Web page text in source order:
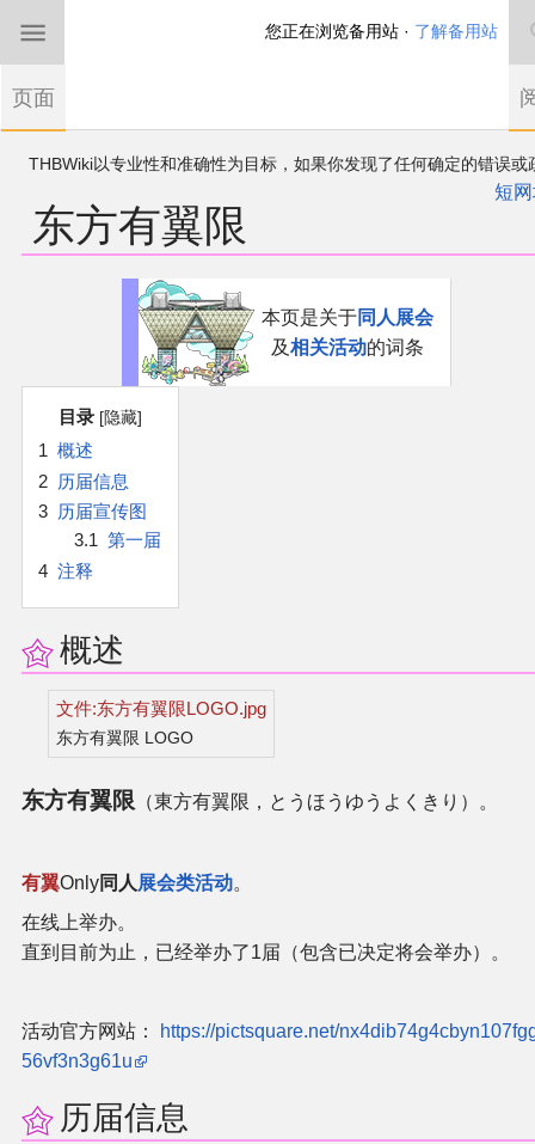
THBWiki以专业性和准确性为目标，如果你发现了任何确定的错误或
如果您是第一次来到这里，请点击右上角注册一
有任何意见、建议、求助、反馈都可以在
短
东方有翼限
航
索
本页是关于同人展会
及相关活动的词条
目录
1 概述
2 历届信息
3 历届宣传图
3.1 第一届
4 注释
概述
文件:东方有翼限LOGO.jpg
东方有翼限 LOGO
东方有翼限 （東方有翼限，とうほうゆうよくきり）。
有翼Only同人 展会类活动。
在线上举办。
直到目前为止，已经举办了1届（包含已决定将会举办）。
活动官方网站：
https://pictsquare.net/
56vf3n3g61u
历届信息
您正在浏览备用站 · 了解备用站
页面
首页
东方Project
东方同人规约
沙盒（建议使用）
讨论板
加入我们
官方作品
官方游戏
官方音乐
官方书籍
官方角色
游戏攻略
其他相关项目
二次创作与活动